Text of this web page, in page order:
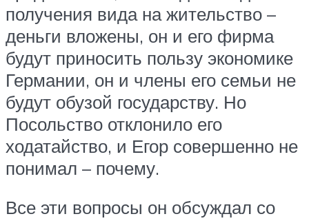
получения вида на жительство –
деньги вложены, он и его фирма
будут приносить пользу экономике
Германии, он и члены его семьи не
будут обузой государству. Но
Посольство отклонило его
ходатайство, и Егор совершенно не
понимал – почему.
Все эти вопросы он обсуждал со